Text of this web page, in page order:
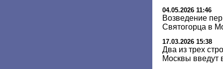
04.05.2026 11:46
Возведение
Святогорца в
17.03.2026 15:38
Два из трех
Москвы введут